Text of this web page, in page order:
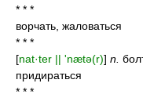
* * *
ворчать, жаловаться
* * *
[nat·ter || 'nætə(r)] n.
придираться
* * *